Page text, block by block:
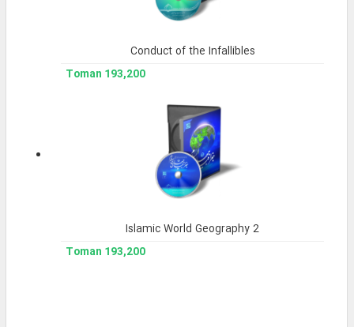
Conduct of the Infallibles
193,200 Toman
Islamic World Geography 2
193,200 Toman